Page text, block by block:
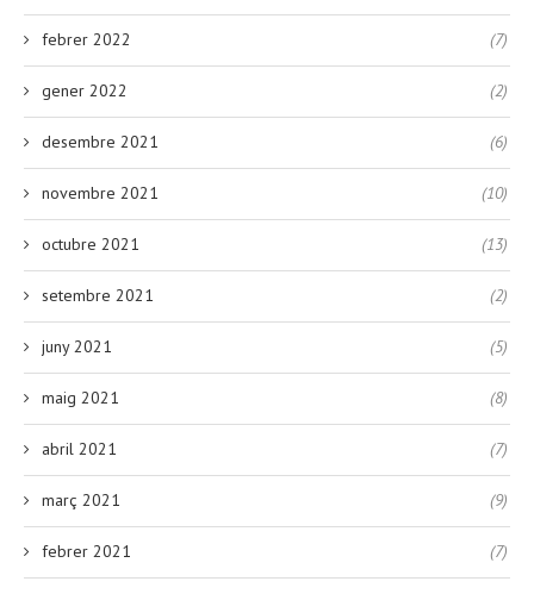
febrer 2022 (7)
gener 2022 (2)
desembre 2021 (6)
novembre 2021 (10)
octubre 2021 (13)
setembre 2021 (2)
juny 2021 (5)
maig 2021 (8)
abril 2021 (7)
març 2021 (9)
febrer 2021 (7)